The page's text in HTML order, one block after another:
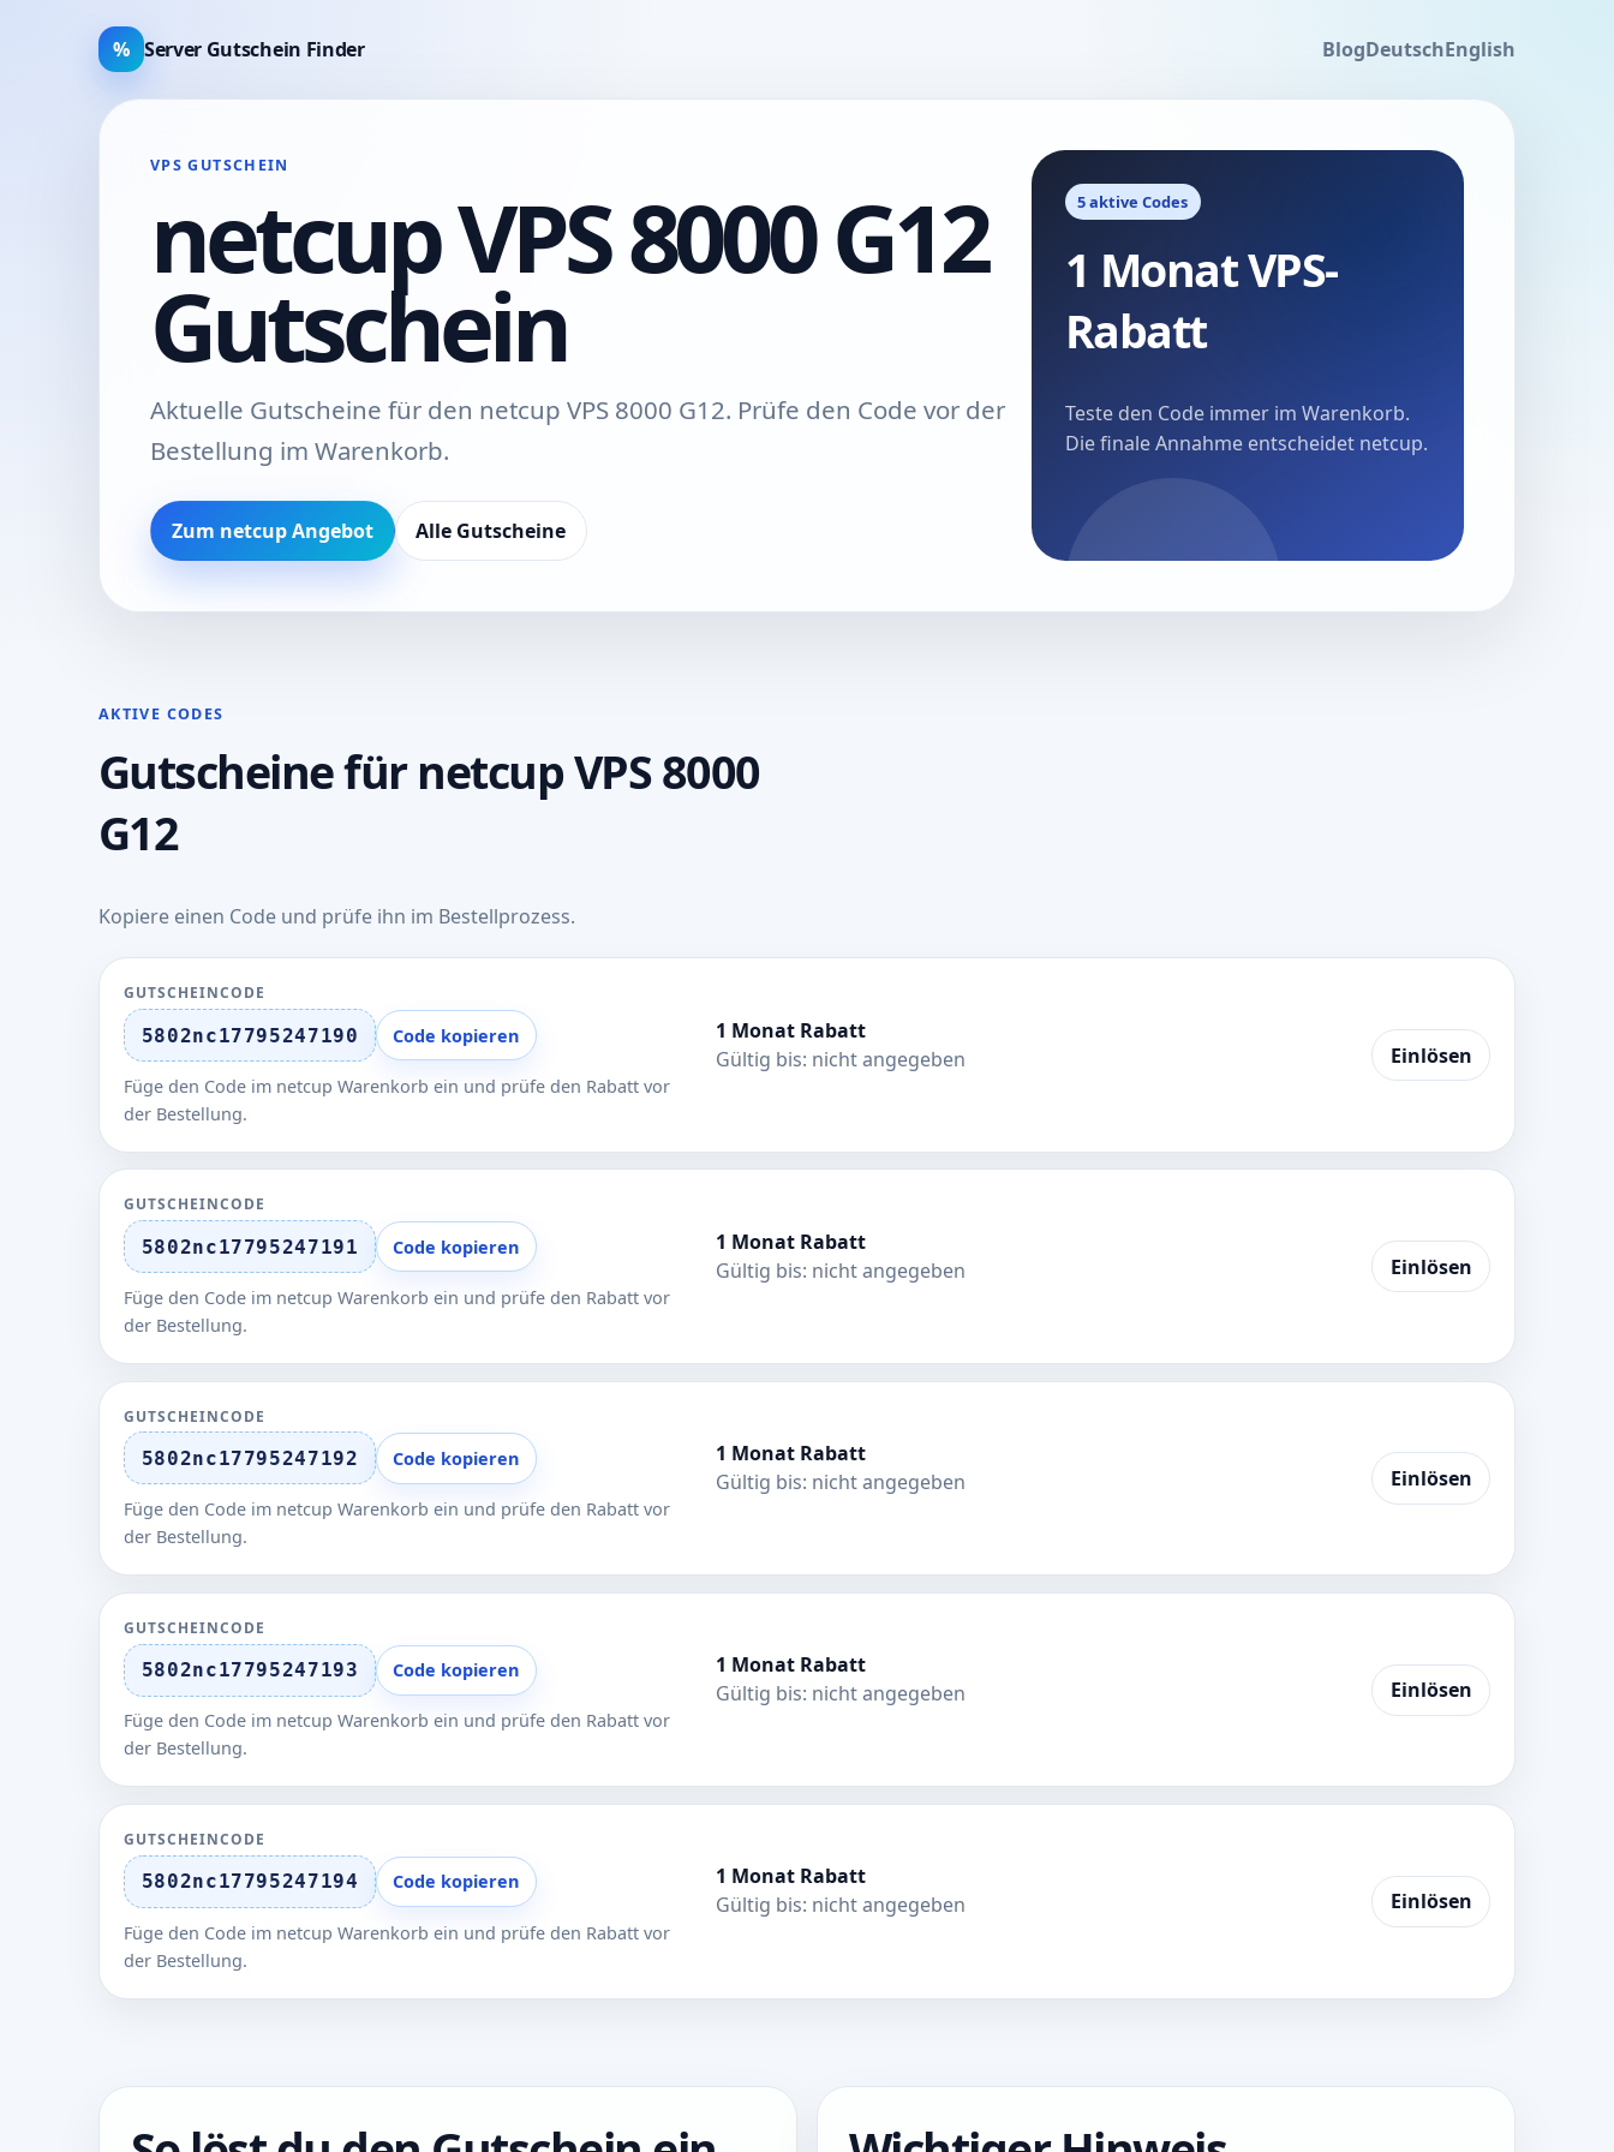
% Server Gutschein Finder BlogDeutschEnglish
VPS GUTSCHEIN
netcup VPS 8000 G12
Gutschein
Aktuelle Gutscheine für den netcup VPS 8000 G12. Prüfe den Code vor der
Bestellung im Warenkorb.
Zum netcup Angebot Alle Gutscheine
5 aktive Codes
1 Monat VPS-
Rabatt
Teste den Code immer im Warenkorb.
Die finale Annahme entscheidet netcup.
AKTIVE CODES
Gutscheine für netcup VPS 8000
G12
Kopiere einen Code und prüfe ihn im Bestellprozess.
GUTSCHEINCODE
5802nc17795247190 Code kopieren
Füge den Code im netcup Warenkorb ein und prüfe den Rabatt vor
der Bestellung.
1 Monat Rabatt
Gültig bis: nicht angegeben
Einlösen
GUTSCHEINCODE
5802nc17795247191 Code kopieren
Füge den Code im netcup Warenkorb ein und prüfe den Rabatt vor
der Bestellung.
1 Monat Rabatt
Gültig bis: nicht angegeben
Einlösen
GUTSCHEINCODE
5802nc17795247192 Code kopieren
Füge den Code im netcup Warenkorb ein und prüfe den Rabatt vor
der Bestellung.
1 Monat Rabatt
Gültig bis: nicht angegeben
Einlösen
GUTSCHEINCODE
5802nc17795247193 Code kopieren
Füge den Code im netcup Warenkorb ein und prüfe den Rabatt vor
der Bestellung.
1 Monat Rabatt
Gültig bis: nicht angegeben
Einlösen
GUTSCHEINCODE
5802nc17795247194 Code kopieren
Füge den Code im netcup Warenkorb ein und prüfe den Rabatt vor
der Bestellung.
1 Monat Rabatt
Gültig bis: nicht angegeben
Einlösen